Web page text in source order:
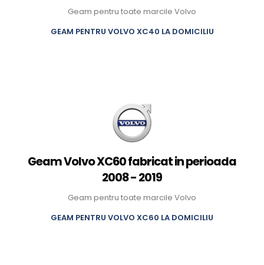
Geam pentru toate marcile Volvo
GEAM PENTRU VOLVO XC40 LA DOMICILIU
Geam Volvo XC60 fabricat in perioada
2008 - 2019
Geam pentru toate marcile Volvo
GEAM PENTRU VOLVO XC60 LA DOMICILIU